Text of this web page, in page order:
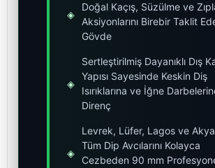
◈
Doğal Kaçış, Süzülme ve
Aksiyonlarını Birebir Taklit
Gövde
◈
Sertleştirilmiş Dayanıklı Dış
Yapısı Sayesinde Keskin Diş
Isırıklarına ve İğne
Direnç
◈
Levrek, Lüfer, Lagos ve
Tüm Dip Avcılarını Kolayca
Cezbeden 90 mm